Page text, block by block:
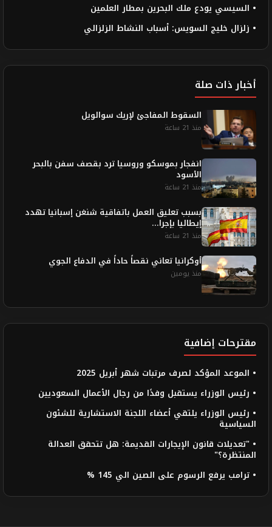
• السيسي يودع ملك البحرين بمطار العلمين
• زلزال خليج السويس: أسباب النشاط الزلزالي
أخبار ذات صلة
السقوط المفاجئ لإريك سوالويل
منذ 21 ساعة
انفجار بموسكو وروسيا ترد بقصف سفن بالبحر
الأسود
منذ 21 ساعة
بسبب تعليق العمل باتفاقية شنغن إسبانيا تهدد
إيطاليا بإجرا...
منذ 21 ساعة
أوكرانيا تعاني نقصاً حاداً في الدفاع الجوي
منذ يومين
مقترحات إضافية
• الموعد المؤكد لصرف مرتبات شهر أبريل 2025
• رئيس الوزراء يستقبل وفدًا من رجال الأعمال السعوديين
• رئيس الوزراء يلتقي أعضاء اللجنة الاستشارية للشئون
السياسية
• "تعديلات قانون الإيجارات القديمة: هل تتحقق العدالة
المنتظرة؟"
• ترامب يرفع الرسوم على الصين الي 145 %